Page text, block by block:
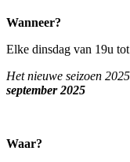
Wanneer?
Elke dinsdag van 19u
Het nieuwe seizoen
september 2025
Waar?